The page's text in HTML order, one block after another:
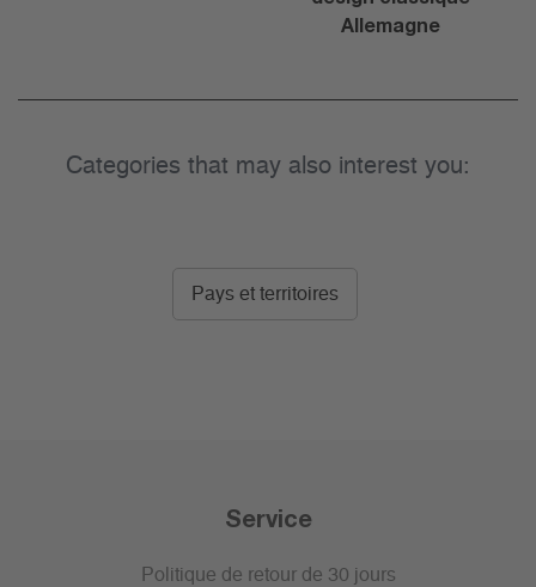
Allemagne
Categories that may also interest you:
Pays et territoires
Service
Politique de retour de 30 jours